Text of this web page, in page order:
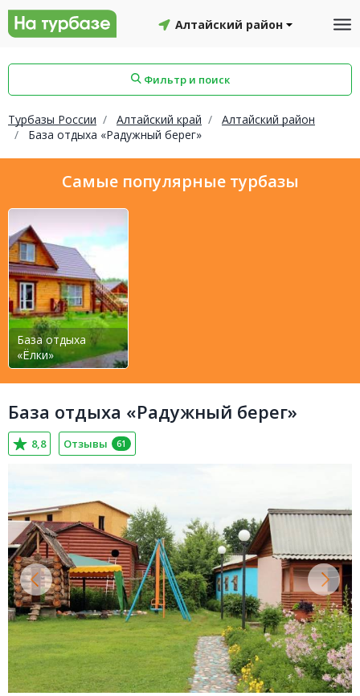
Алтайский район
Фильтр и поиск
Турбазы России Алтайский край
Алтайский район
База отдыха «Радужный берег»
Самые популярные турбазы
База отдыха
«Ёлки»
База отдыха «Радужный берег»
8,8 Отзывы 61
Смоленский район Топчихинский район
Красноборский район
Северодвинск